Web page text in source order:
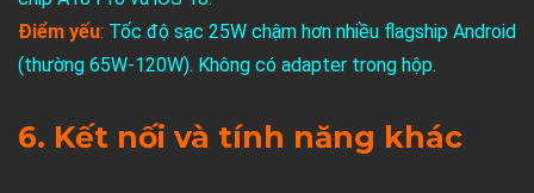
Điểm yếu: Tốc độ sạc 25W chậm hơn nhiều flagship Android
(thường 65W-120W). Không có adapter trong hộp.
6. Kết nối và tính năng khác